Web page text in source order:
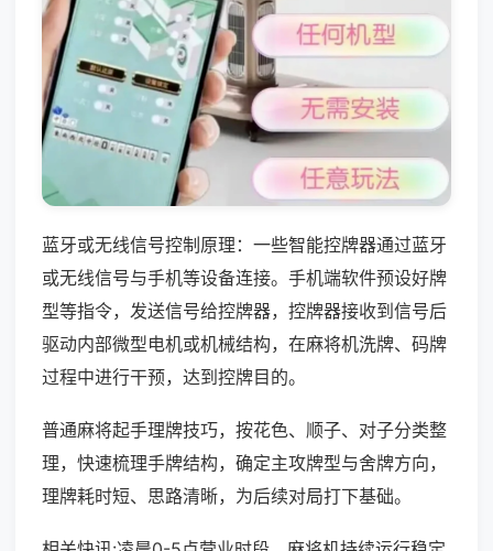
蓝牙或无线信号控制原理：一些智能控牌器通过蓝牙
或无线信号与手机等设备连接。手机端软件预设好牌
型等指令，发送信号给控牌器，控牌器接收到信号后
驱动内部微型电机或机械结构，在麻将机洗牌、码牌
过程中进行干预，达到控牌目的。
普通麻将起手理牌技巧，按花色、顺子、对子分类整
理，快速梳理手牌结构，确定主攻牌型与舍牌方向，
理牌耗时短、思路清晰，为后续对局打下基础。